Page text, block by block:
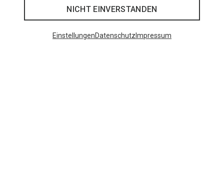
NICHT EINVERSTANDEN
EinstellungenDatenschutz Impressum